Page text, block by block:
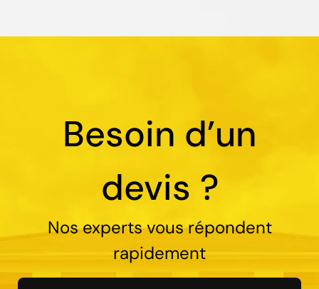
Besoin d’un
devis ?
Nos experts vous répondent
rapidement